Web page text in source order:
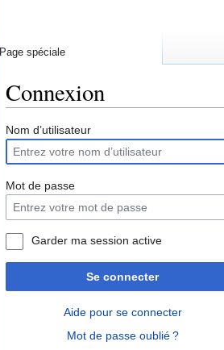
Connexion
Nom d’utilisateur
Mot de passe
Garder ma session active
Se connecter
Aide pour se connecter
Mot de passe oublié ?
Page spéciale